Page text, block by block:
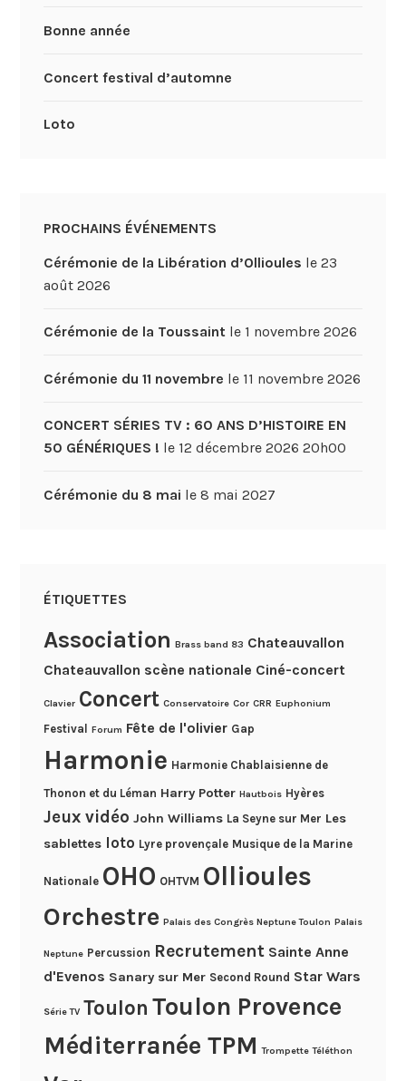
Bonne année
Concert festival d’automne
Loto
PROCHAINS ÉVÉNEMENTS
Cérémonie de la Libération d’Ollioules le 23
août 2026
Cérémonie de la Toussaintle 1 novembre 2026
Cérémonie du 11 novembre le 11 novembre 2026
CONCERT SÉRIES TV : 60 ANS D’HISTOIRE EN
50 GÉNÉRIQUES ! le 12 décembre 2026 20h00
Cérémonie du 8 mai le 8 mai 2027
ÉTIQUETTES
Association Brass band 83 Chateauvallon
Chateauvallon scène nationale Ciné-concert
Clavier Concert Conservatoire Cor CRR Euphonium
Festival Forum Fête de l'olivier Gap
Harmonie Harmonie Chablaisienne de
Thonon et du Léman Harry Potter Hautbois Hyères
Jeux vidéo John Williams La Seyne sur Mer Les
sablettes loto Lyre provençale Musique de la Marine
Nationale OHO OHTVM Ollioules
Orchestre Palais des Congrès Neptune Toulon Palais
Neptune Percussion Recrutement Sainte Anne
d'Evenos Sanary sur Mer Second Round Star Wars
Série TV Toulon Toulon Provence
Méditerranée TPM Trompette Téléthon